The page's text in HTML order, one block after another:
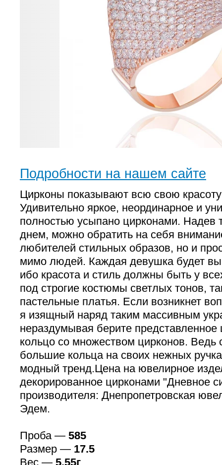
Подробности на нашем сайте
Цирконы показывают всю свою
Удивительно яркое, неординарное и
полностью усыпано цирконами. Надев
днем, можно обратить на себя
любителей стильных образов, но и
мимо людей. Каждая девушка будет
ибо красота и стиль должны быть у
под строгие костюмы светлых тонов,
пастельные платья. Если возникнет
я изящный наряд таким массивным
нераздумывая берите представленное
кольцо со множеством цирконов. Ведь
большие кольца на своих нежных
модный тренд.Цена на ювелирное
декорированное цирконами "Дневное
производителя: Днепропетровская
Эдем.
Проба — 585
Размер — 17.5
Вес — 5.55г